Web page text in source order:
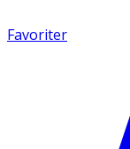
Favoriter